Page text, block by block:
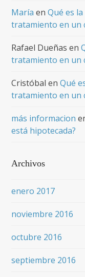
María enQué es
tratamiento en un
Rafael Dueñas en
tratamiento en un
Cristóbal enQué
tratamiento en un
más informacion
está hipotecada?
Archivos
enero 2017
noviembre 2016
octubre 2016
septiembre 2016